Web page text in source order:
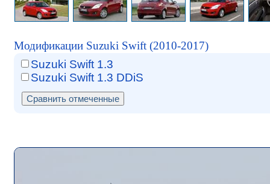
Модификации Suzuki Swift (2010-2017)
Suzuki Swift 1.3
Suzuki Swift 1.3 DDiS